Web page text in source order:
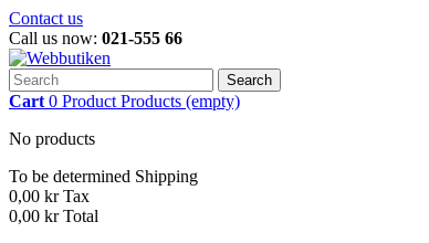
Contact us
Call us now: 021-555 66
Search
Cart 0 Product Products (empty)
No products
To be determined Shipping
0,00 kr Tax
0,00 kr Total